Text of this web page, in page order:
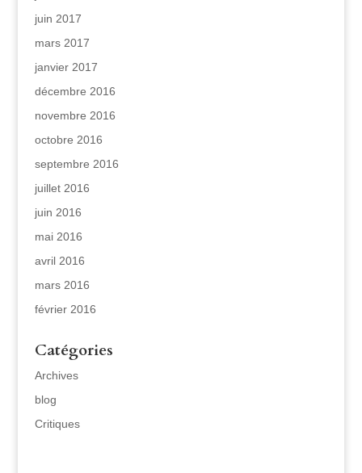
juin 2017
mars 2017
janvier 2017
décembre 2016
novembre 2016
octobre 2016
septembre 2016
juillet 2016
juin 2016
mai 2016
avril 2016
mars 2016
février 2016
Catégories
Archives
blog
Critiques